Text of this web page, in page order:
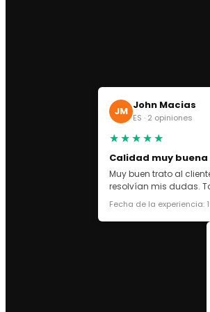
ASICS GEL NYC
ASICS KAYANO
OFF WHITE
GOLDEN GOOSE
DOLCE GABBANA
CHRISTIAN LOUBOUTIN
JM John Macias
ES · 2 opiniones
★★★★★
Calidad muy buena
Muy buen trato al
resolvían mis dudas.
Fecha de la experiencia: